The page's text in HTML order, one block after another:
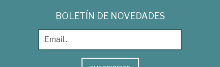
BOLETÍN DE NOVEDADES